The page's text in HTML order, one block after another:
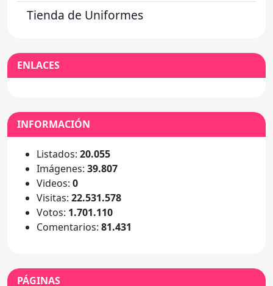
Tienda de Uniformes
ENLACES
INFORMACIÓN
Listados: 20.055
Imágenes: 39.807
Videos: 0
Visitas: 22.531.578
Votos: 1.701.110
Comentarios: 81.431
PÁGINAS